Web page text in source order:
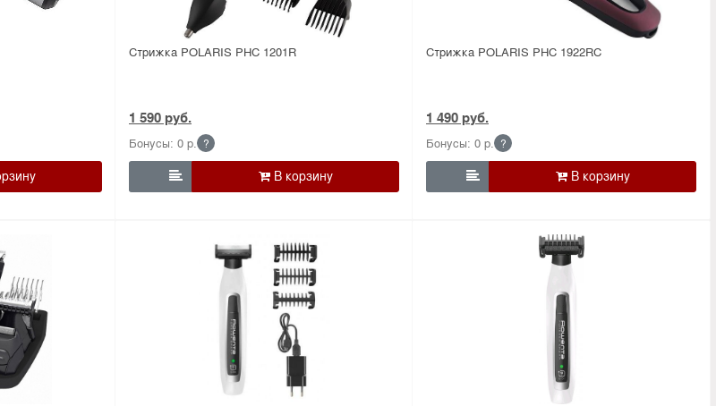
Стрижка POLARIS PHC 1201R
1 590 руб.
Бонусы: 0 р. ?

Стрижка POLARIS PHC 1922RC
1 490 руб.
Бонусы: 0 р. ?
